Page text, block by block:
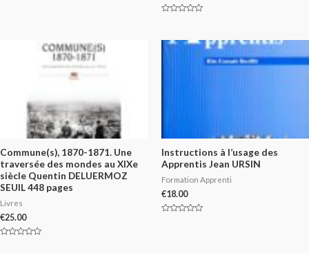
of
Commune(s), 1870-1871. Une
traversée des mondes au XIXe
siècle Quentin DELUERMOZ
SEUIL 448 pages
Livres
€25.00
Instructions à l’usage des
Apprentis Jean URSIN
Formation Apprenti
€18.00